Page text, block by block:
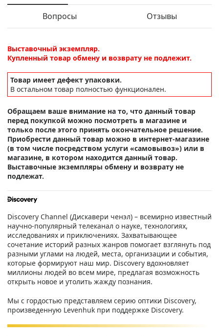
Вопросы Отзывы
Выставочный экземпляр.
Купленный товар обмену и возврату не подлежит.
Товар имеет дефект упаковки.
В остальном товар полностью функционален.
Обращаем ваше внимание на то, что данный товар
перед покупкой можно посмотреть в магазине и
только после этого принять окончательное решение.
Приобрести данный товар можно в интернет-магазине
(в том числе посредством услуги «самовывоз») или в
магазине, в котором находится данный товар.
Выставочные экземпляры обмену и возврату не
подлежат.
Discovery Channel (Дискавери ченэл) – всемирно известный
научно-популярный телеканал о науке, технологиях,
исследованиях и приключениях. Захватывающее
сочетание историй разных жанров помогает взглянуть под
разными углами на людей, места, организации и события,
которые формируют наш мир. Discovery вдохновляет
миллионы людей во всем мире, предлагая возможность
открыть новое и утолить жажду познания.
Мы с гордостью представляем серию оптики Discovery,
произведенную Levenhuk при поддержке Discovery.